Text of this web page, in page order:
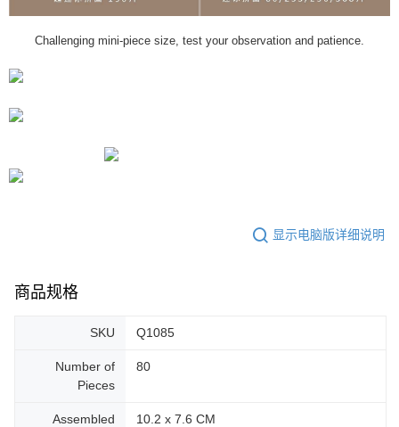
Challenging mini-piece size, test your observation and patience.
显示电脑版详细说明
商品规格
SKU Q1085
Number of
Pieces
80
Assembled
10.2 x 7.6 CM